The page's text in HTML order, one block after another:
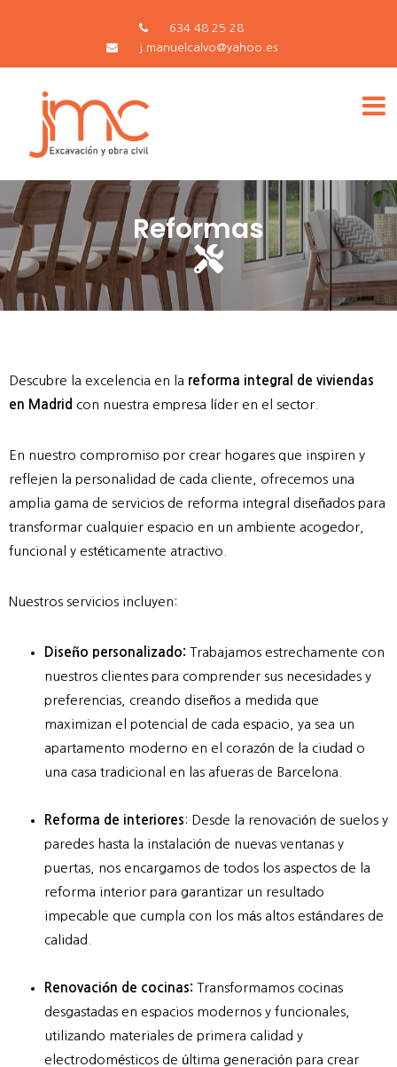
634 48 25 28
j.manuelcalvo@yahoo.es
Reformas
Descubre la excelencia en la reforma integral de viviendas
en Madrid con nuestra empresa líder en el sector.
En nuestro compromiso por crear hogares que inspiren y
reflejen la personalidad de cada cliente, ofrecemos una
amplia gama de servicios de reforma integral diseñados para
transformar cualquier espacio en un ambiente acogedor,
funcional y estéticamente atractivo.
Nuestros servicios incluyen:
Diseño personalizado: Trabajamos estrechamente con
nuestros clientes para comprender sus necesidades y
preferencias, creando diseños a medida que
maximizan el potencial de cada espacio, ya sea un
apartamento moderno en el corazón de la ciudad o
una casa tradicional en las afueras de Barcelona.
Reforma de interiores : Desde la renovación de suelos y
paredes hasta la instalación de nuevas ventanas y
puertas, nos encargamos de todos los aspectos de la
reforma interior para garantizar un resultado
impecable que cumpla con los más altos estándares de
calidad.
Renovación de cocinas: Transformamos cocinas
desgastadas en espacios modernos y funcionales,
utilizando materiales de primera calidad y
electrodomésticos de última generación para crear